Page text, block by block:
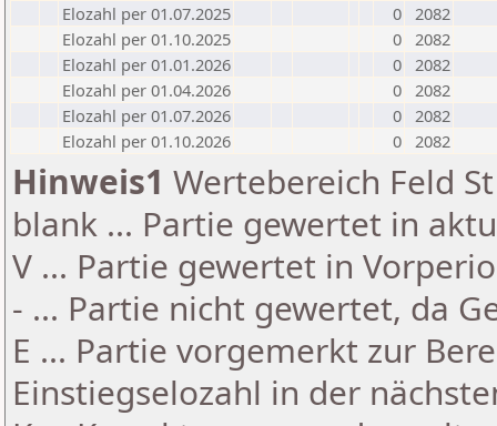
Elozahl per 01.07.2025
0 2082
Elozahl per 01.10.2025
0 2082
Elozahl per 01.01.2026
0 2082
Elozahl per 01.04.2026
0 2082
Elozahl per 01.07.2026
0 2082
Elozahl per 01.10.2026
0 2082
Hinweis1 Wertebereich Feld
blank ... Partie gewertet in
V ... Partie gewertet in
- ... Partie nicht gewertet, da
E ... Partie vorgemerkt zur
Einstiegselozahl in der